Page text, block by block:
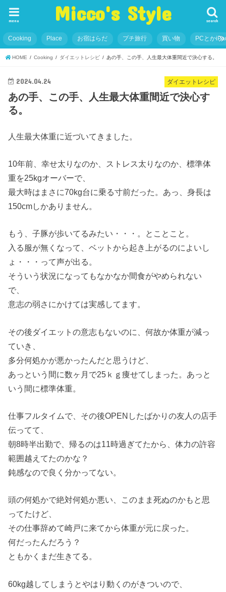
Micco's Style search
menu
Cooking Place お宿はらだ プチ旅行 買い物 PCとか
HOME Cooking ダイエットレシピ あの手、この手、人生最大体重間近で決心する。
ダイエットレシピ
2024.04.24
あの手、この手、人生最大体重間近で決心す
る。
人生最大体重に近づいてきました。
10年前、幸せ太りなのか、ストレス太りなのか、標準体
重を25kgオーバーで、
最大時はまさに70kg台に乗る寸前だった。あっ、身長は
150cmしかありません。
もう、子豚が歩いてるみたい・・・。とことこと。
入る服が無くなって、ベットから起き上がるのによいし
ょ・・・って声が出る。
そういう状況になってもなかなか間食がやめられない
で、
意志の弱さにかけては実感してます。
その後ダイエットの意志もないのに、何故か体重が減っ
ていき、
多分何処かが悪かったんだと思うけど、
あっという間に数ヶ月で25ｋｇ痩せてしまった。あっと
いう間に標準体重。
仕事フルタイムで、その後OPENしたばかりの友人の店手
伝ってて、
朝8時半出勤で、帰るのは11時過ぎてたから、体力の許容
範囲越えてたのかな？
鈍感なので良く分かってない。
頭の何処かで絶対何処か悪い、このまま死ぬのかもと思
ってたけど、
その仕事辞めて崎戸に来てから体重が元に戻った。
何だったんだろう？
ともかくまだ生きてる。
60kg越してしまうとやはり動くのがきついので、